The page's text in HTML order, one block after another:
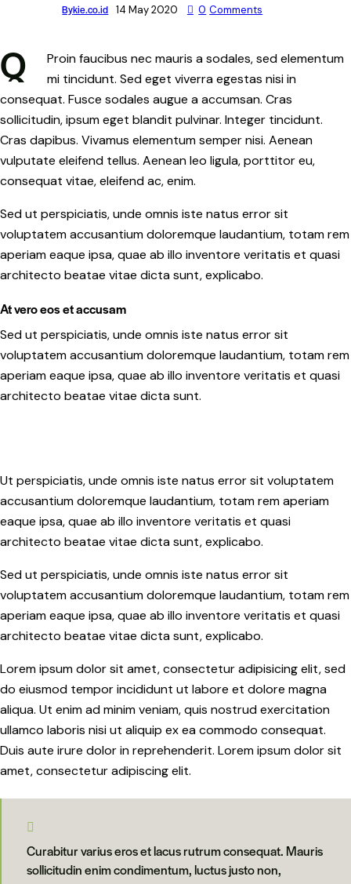
Bykie.co.id 14 May 2020 0 Comments
Q
Proin faucibus nec mauris a sodales, sed elementum
mi tincidunt. Sed eget viverra egestas nisi in
consequat. Fusce sodales augue a accumsan. Cras
sollicitudin, ipsum eget blandit pulvinar. Integer tincidunt.
Cras dapibus. Vivamus elementum semper nisi. Aenean
vulputate eleifend tellus. Aenean leo ligula, porttitor eu,
consequat vitae, eleifend ac, enim.
Sed ut perspiciatis, unde omnis iste natus error sit
voluptatem accusantium doloremque laudantium, totam rem
aperiam eaque ipsa, quae ab illo inventore veritatis et quasi
architecto beatae vitae dicta sunt, explicabo.
At vero eos et accusam
Sed ut perspiciatis, unde omnis iste natus error sit
voluptatem accusantium doloremque laudantium, totam rem
aperiam eaque ipsa, quae ab illo inventore veritatis et quasi
architecto beatae vitae dicta sunt.
Ut perspiciatis, unde omnis iste natus error sit voluptatem
accusantium doloremque laudantium, totam rem aperiam
eaque ipsa, quae ab illo inventore veritatis et quasi
architecto beatae vitae dicta sunt, explicabo.
Sed ut perspiciatis, unde omnis iste natus error sit
voluptatem accusantium doloremque laudantium, totam rem
aperiam eaque ipsa, quae ab illo inventore veritatis et quasi
architecto beatae vitae dicta sunt, explicabo.
Lorem ipsum dolor sit amet, consectetur adipisicing elit, sed
do eiusmod tempor incididunt ut labore et dolore magna
aliqua. Ut enim ad minim veniam, quis nostrud exercitation
ullamco laboris nisi ut aliquip ex ea commodo consequat.
Duis aute irure dolor in reprehenderit. Lorem ipsum dolor sit
amet, consectetur adipiscing elit.
Curabitur varius eros et lacus rutrum consequat. Mauris
sollicitudin enim condimentum, luctus justo non,